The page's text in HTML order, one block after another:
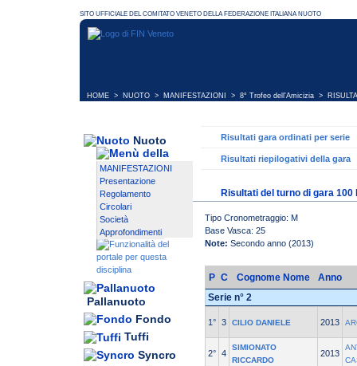
HOME > NUOTO > MANIFESTAZIONI > 8° Trofeo dell'Amicizia >
Nuoto
MANIFESTAZIONI
Presentazione
Regolamento
Circolari
Società
Approfondimenti
Pallanuoto
Fondo
Tuffi
Syncro
Risultati gara ordinati per serie
Risultati riepilogativi della gara
Risultati del turno di gara
Tipo Cronometraggio: M
Base Vasca: 25
Note: Secondo anno (2013)
P C Cognome Nome
Anno
Serie n° 2
1° 3 CILIO DANIELE 2013
2° 4
SIMIONATO
RICCARDO
2013